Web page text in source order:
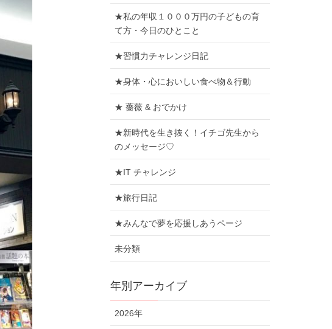
★私の年収１０００万円の子どもの育
て方・今日のひとこと
★習慣力チャレンジ日記
★身体・心においしい食べ物＆行動
★ 薔薇 & おでかけ
★新時代を生き抜く！イチゴ先生から
のメッセージ♡
★IT チャレンジ
★旅行日記
★みんなで夢を応援しあうページ
未分類
年別アーカイブ
2026年